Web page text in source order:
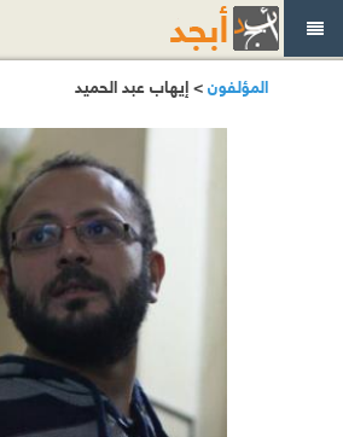
المؤلفون> إيهاب عبد الحميد